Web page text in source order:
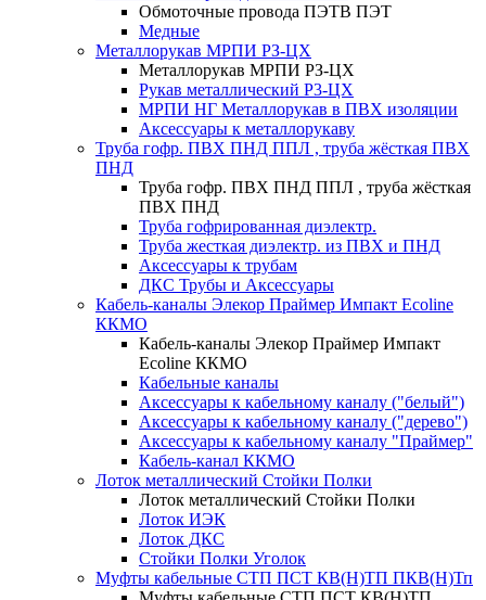
Обмоточные провода ПЭТВ ПЭТ
Медные
Металлорукав МРПИ РЗ-ЦХ
Металлорукав МРПИ РЗ-ЦХ
Рукав металлический Р3-ЦХ
МРПИ НГ Металлорукав в ПВХ изоляции
Аксессуары к металлорукаву
Труба гофр. ПВХ ПНД ППЛ , труба жёсткая ПВХ
ПНД
Труба гофр. ПВХ ПНД ППЛ , труба жёсткая
ПВХ ПНД
Труба гофрированная диэлектр.
Труба жесткая диэлектр. из ПВХ и ПНД
Аксессуары к трубам
ДКС Трубы и Аксессуары
Кабель-каналы Элекор Праймер Импакт Ecoline
ККМО
Кабель-каналы Элекор Праймер Импакт
Ecoline ККМО
Кабельные каналы
Аксессуары к кабельному каналу ("белый")
Аксессуары к кабельному каналу ("дерево")
Аксессуары к кабельному каналу "Праймер"
Кабель-канал ККМО
Лоток металлический Стойки Полки
Лоток металлический Стойки Полки
Лоток ИЭК
Лоток ДКС
Стойки Полки Уголок
Муфты кабельные СТП ПСТ КВ(Н)ТП ПКВ(Н)Тп